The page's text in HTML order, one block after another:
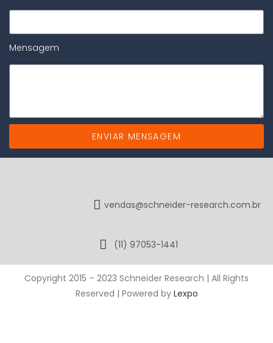
Mensagem
ENVIAR MENSAGEM
vendas@schneider-research.com.br
(11) 97053-1441
Copyright 2015 – 2023 Schneider Research | All Rights
Reserved | Powered by Lexpo